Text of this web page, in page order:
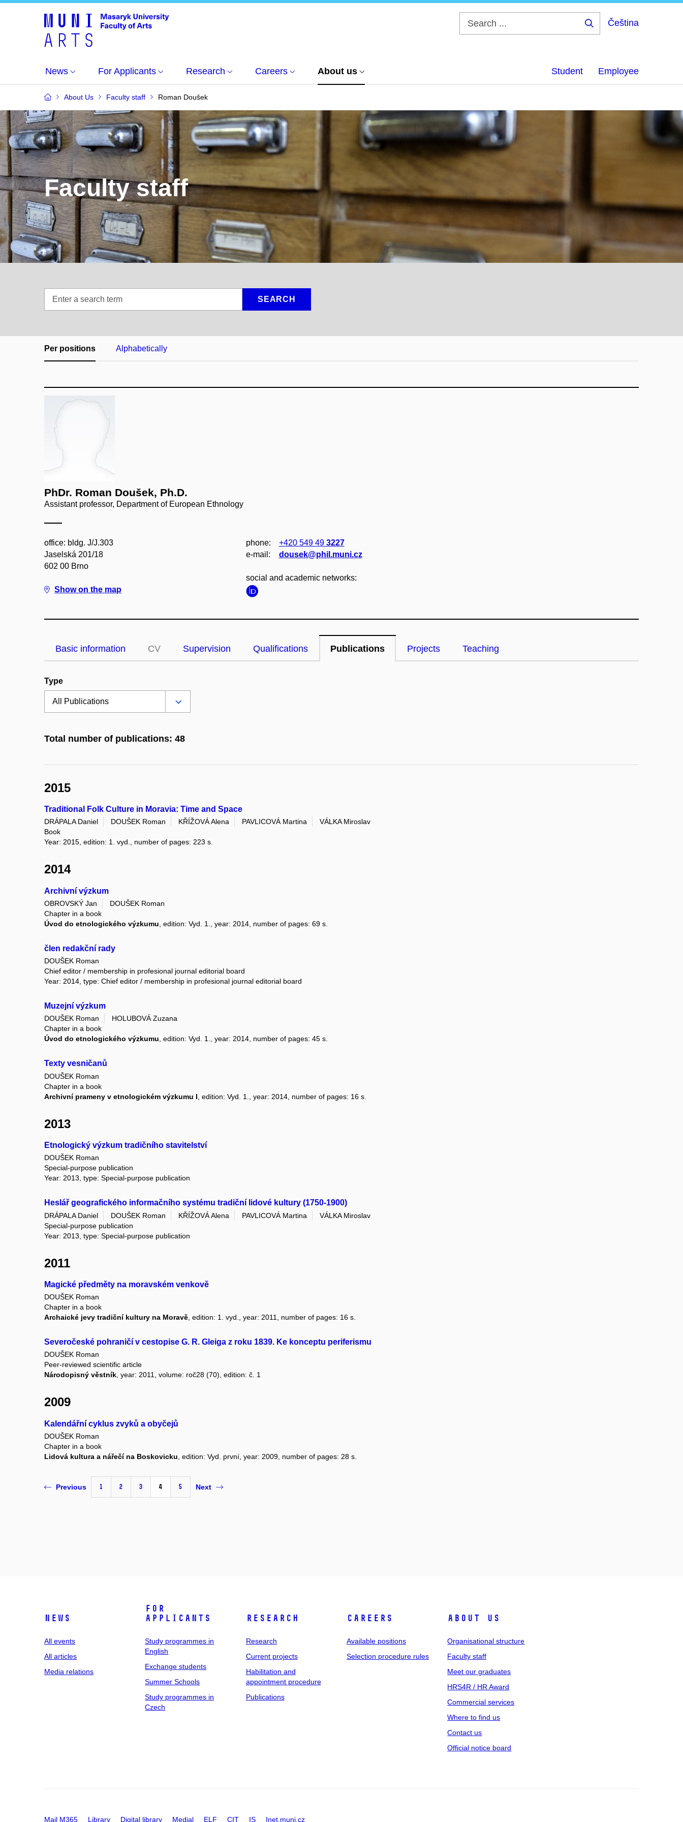
Čeština
News For Applicants Research Careers About us Student Employee
About Us Faculty staff Roman Doušek
Faculty staff
SEARCH
Per positions Alphabetically
PhDr. Roman Doušek, Ph.D.
Assistant professor, Department of European Ethnology
office: bldg. J/J.303
Jaselská 201/18
602 00 Brno
Show on the map
phone: +420 549 49 3227
e‑mail:
dousek@phil.muni.cz
social and academic networks:
Basic information CV Supervision Qualifications Publications Projects Teaching
Type
Total number of publications: 48
2015
Traditional Folk Culture in Moravia: Time and Space
DRÁPALA Daniel DOUŠEK Roman KŘÍŽOVÁ Alena PAVLICOVÁ Martina
VÁLKA Miroslav
Book
Year: 2015, edition: 1. vyd., number of pages: 223 s.
2014
Archivní výzkum
OBROVSKÝ Jan
DOUŠEK Roman
Chapter in a book
Úvod do etnologického výzkumu , edition: Vyd. 1., year: 2014, number of pages: 69 s.
člen redakční rady
DOUŠEK Roman
Chief editor / membership in profesional journal editorial board
Year: 2014, type: Chief editor / membership in profesional journal editorial board
Muzejní výzkum
DOUŠEK Roman
HOLUBOVÁ Zuzana
Chapter in a book
Úvod do etnologického výzkumu, edition: Vyd. 1., year: 2014, number of pages: 45 s.
Texty vesničanů
DOUŠEK Roman
Chapter in a book
Archivní prameny v etnologickém výzkumu I , edition: Vyd. 1., year: 2014, number of pages: 16 s.
2013
Etnologický výzkum tradičního stavitelství
DOUŠEK Roman
Special-purpose publication
Year: 2013, type: Special-purpose publication
Heslář geografického informačního systému tradiční lidové kultury (1750-1900)
DRÁPALA Daniel DOUŠEK Roman KŘÍŽOVÁ Alena PAVLICOVÁ Martina
VÁLKA Miroslav
Special-purpose publication
Year: 2013, type: Special-purpose publication
2011
Magické předměty na moravském venkově
DOUŠEK Roman
Chapter in a book
Archaické jevy tradiční kultury na Moravě , edition: 1. vyd., year: 2011, number of pages: 16 s.
Severočeské pohraničí v cestopise G. R. Gleiga z roku 1839. Ke konceptu periferismu
DOUŠEK Roman
Peer-reviewed scientific article
Národopisný věstník, year: 2011, volume: roč28 (70), edition: č. 1
2009
Kalendářní cyklus zvyků a obyčejů
DOUŠEK Roman
Chapter in a book
Lidová kultura a nářečí na Boskovicku , edition: Vyd. první, year: 2009, number of pages: 28 s.
Previous 1 2 3 4 5 Next
News
All events
All articles
Media relations
For
applicants
Study programmes in
English
Exchange students
Summer Schools
Study programmes in
Czech
Research
Research
Current projects
Habilitation and
appointment procedure
Publications
Careers
Available positions
Selection procedure rules
About us
Organisational structure
Faculty staff
Meet our graduates
HRS4R / HR Award
Commercial services
Where to find us
Contact us
Official notice board
Mail M365 Library Digital library Medial ELF CIT IS Inet.muni.cz